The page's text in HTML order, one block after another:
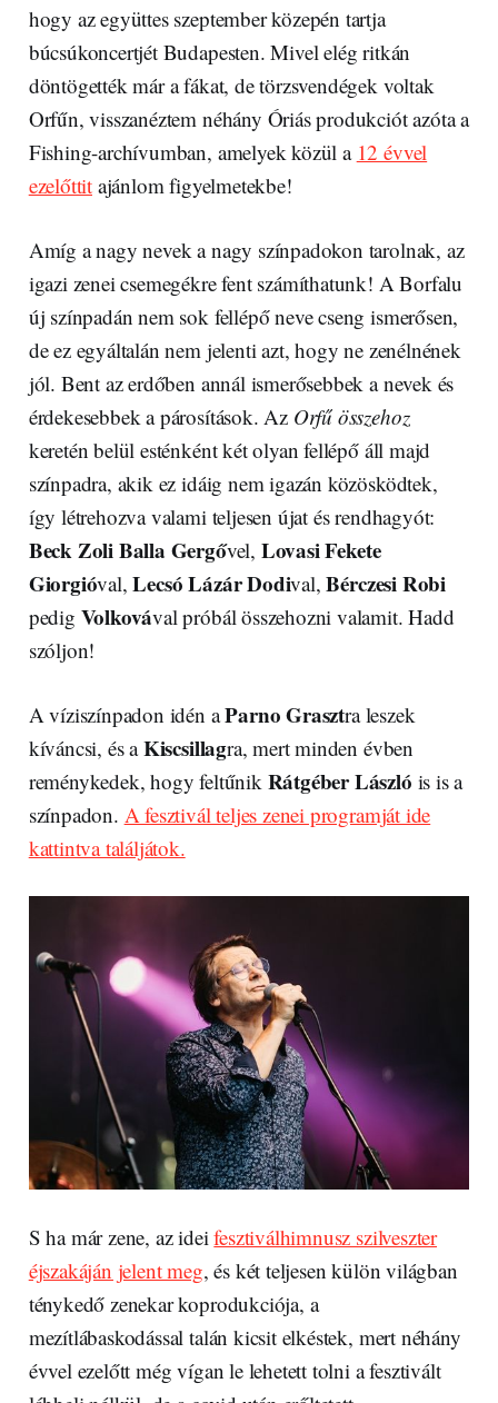
hogy az együttes szeptember közepén tartja
búcsúkoncertjét Budapesten. Mivel elég ritkán
döntögették már a fákat, de törzsvendégek voltak
Orfűn, visszanéztem néhány Óriás produkciót azóta a
Fishing-archívumban, amelyek közül a 12 évvel
ezelőttit ajánlom figyelmetekbe!
Amíg a nagy nevek a nagy színpadokon tarolnak, az
igazi zenei csemegékre fent számíthatunk! A Borfalu
új színpadán nem sok fellépő neve cseng ismerősen,
de ez egyáltalán nem jelenti azt, hogy ne zenélnének
jól. Bent az erdőben annál ismerősebbek a nevek és
érdekesebbek a párosítások. Az Orfű összehoz
keretén belül esténként két olyan fellépő áll majd
színpadra, akik ez idáig nem igazán közösködtek,
így létrehozva valami teljesen újat és rendhagyót:
Beck ZoliBalla Gergővel, LovasiFekete
Giorgióval,LecsóLázár Dodival,Bérczesi Robi
pedig Volkovával próbál összehozni valamit. Hadd
szóljon!
A víziszínpadon idén aParno Grasztra leszek
kíváncsi, és aKiscsillagra, mert minden évben
reménykedek, hogy feltűnik Rátgéber László is is a
színpadon. A fesztivál teljes zenei programját ide
kattintva találjátok.
S ha már zene, az ideifesztiválhimnusz szilveszter
éjszakáján jelent meg, és két teljesen külön világban
ténykedő zenekar koprodukciója, a
mezítlábaskodással talán kicsit elkéstek, mert néhány
évvel ezelőtt még vígan le lehetett tolni a fesztivált